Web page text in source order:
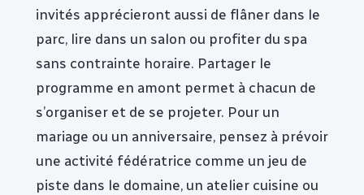
invités apprécieront aussi de flâner dans le
parc, lire dans un salon ou profiter du spa
sans contrainte horaire. Partager le
programme en amont permet à chacun de
s’organiser et de se projeter. Pour un
mariage ou un anniversaire, pensez à prévoir
une activité fédératrice comme un jeu de
piste dans le domaine, un atelier cuisine ou